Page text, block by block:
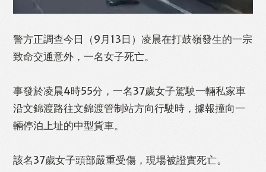
警方正調查今日（9月13日）凌晨在打鼓嶺發生的一宗
致命交通意外，一名女子死亡。
事發於凌晨4時55分，一名37歲女子駕駛一輛私家車
沿文錦渡路往文錦渡管制站方向行駛時，據報撞向一
輛停泊上址的中型貨車。
該名37歲女子頭部嚴重受傷，現場被證實死亡。